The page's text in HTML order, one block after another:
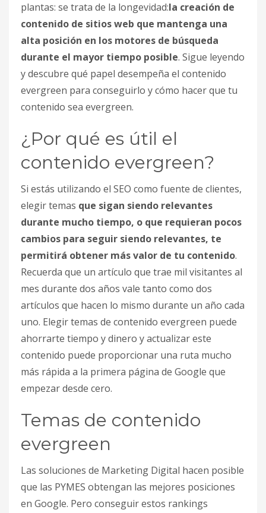
plantas: se trata de la longevidad:la creación de
contenido de sitios web que mantenga una
alta posición en los motores de búsqueda
durante el mayor tiempo posible. Sigue leyendo
y descubre qué papel desempeña el contenido
evergreen para conseguirlo y cómo hacer que tu
contenido sea evergreen.
¿Por qué es útil el
contenido evergreen?
Si estás utilizando el SEO como fuente de clientes,
elegir temas que sigan siendo relevantes
durante mucho tiempo, o que requieran pocos
cambios para seguir siendo relevantes, te
permitirá obtener más valor de tu contenido.
Recuerda que un artículo que trae mil visitantes al
mes durante dos años vale tanto como dos
artículos que hacen lo mismo durante un año cada
uno. Elegir temas de contenido evergreen puede
ahorrarte tiempo y dinero y actualizar este
contenido puede proporcionar una ruta mucho
más rápida a la primera página de Google que
empezar desde cero.
Temas de contenido
evergreen
Las soluciones de Marketing Digital hacen posible
que las PYMES obtengan las mejores posiciones
en Google. Pero conseguir estos rankings